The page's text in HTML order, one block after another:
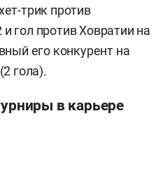
трик против
гол против Ховратии на
его конкурент на
(2 гола).
в карьере